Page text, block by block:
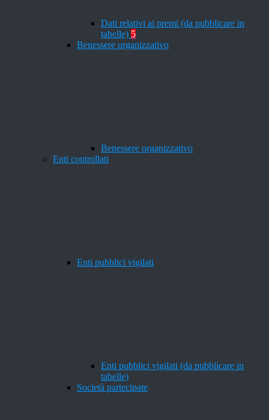
Dati relativi ai premi (da pubblicare in
tabelle) 5
Benessere organizzativo
Benessere organizzativo
Enti controllati
Enti pubblici vigilati
Enti pubblici vigilati (da pubblicare in
tabelle)
Società partecipate